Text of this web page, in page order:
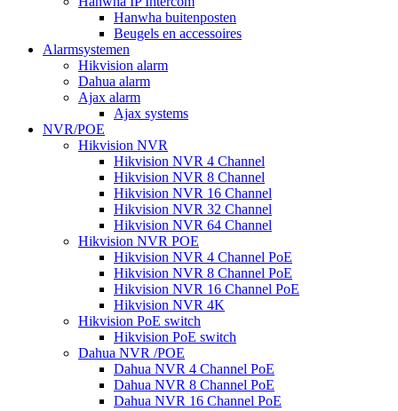
Hanwha buitenposten
Beugels en accessoires
Alarmsystemen
Hikvision alarm
Dahua alarm
Ajax alarm
Ajax systems
NVR/POE
Hikvision NVR
Hikvision NVR 4 Channel
Hikvision NVR 8 Channel
Hikvision NVR 16 Channel
Hikvision NVR 32 Channel
Hikvision NVR 64 Channel
Hikvision NVR POE
Hikvision NVR 4 Channel PoE
Hikvision NVR 8 Channel PoE
Hikvision NVR 16 Channel PoE
Hikvision NVR 4K
Hikvision PoE switch
Hikvision PoE switch
Dahua NVR /POE
Dahua NVR 4 Channel PoE
Dahua NVR 8 Channel PoE
Dahua NVR 16 Channel PoE